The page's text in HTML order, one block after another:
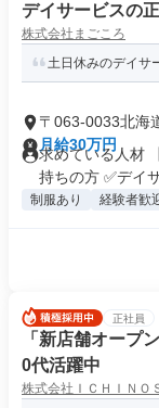
デイサービスの
株式会社まごころ
土日休みのデイサ
〒063-0033北海
月給30万円
求めている人材
持ちの方 ✅デイ
制服あり 経験者歓
正社員
「新店舗オープ
0代活躍中
株式会社ＩＣＨＩＮＯ